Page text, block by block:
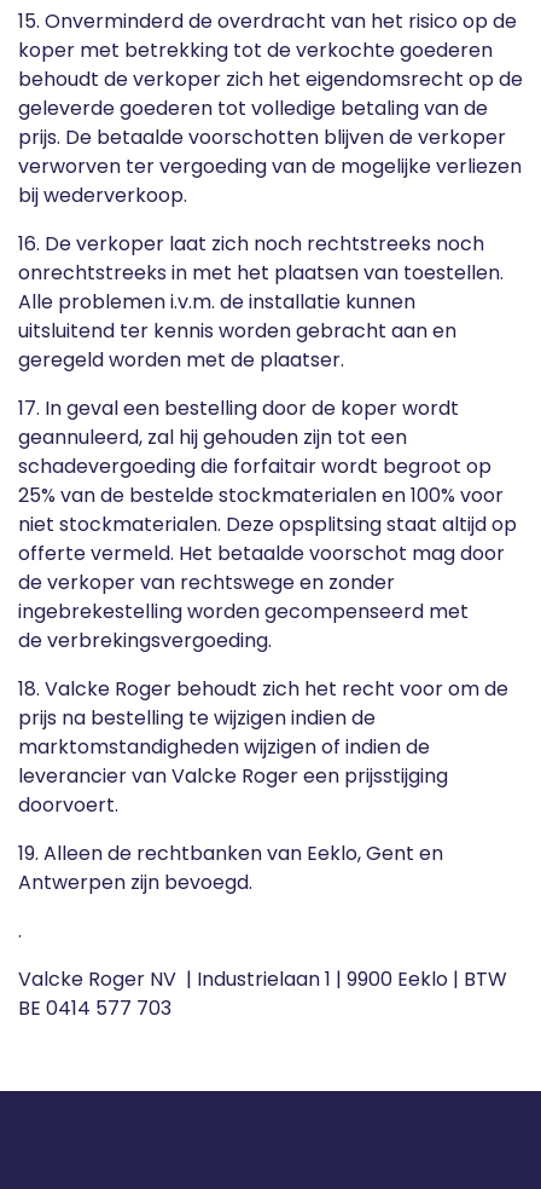
15. Onverminderd de overdracht van het risico op de
koper met betrekking tot de verkochte goederen
behoudt de verkoper zich het eigendomsrecht op de
geleverde goederen tot volledige betaling van de
prijs. De betaalde voorschotten blijven de verkoper
verworven ter vergoeding van de mogelijke verliezen
bij wederverkoop.
16. De verkoper laat zich noch rechtstreeks noch
onrechtstreeks in met het plaatsen van toestellen.
Alle problemen i.v.m. de installatie kunnen
uitsluitend ter kennis worden gebracht aan en
geregeld worden met de plaatser.
17. In geval een bestelling door de koper wordt
geannuleerd, zal hij gehouden zijn tot een
schadevergoeding die forfaitair wordt begroot op
25% van de bestelde stockmaterialen en 100% voor
niet stockmaterialen. Deze opsplitsing staat altijd op
offerte vermeld. Het betaalde voorschot mag door
de verkoper van rechtswege en zonder
ingebrekestelling worden gecompenseerd met
de verbrekingsvergoeding.
18. Valcke Roger behoudt zich het recht voor om de
prijs na bestelling te wijzigen indien de
marktomstandigheden wijzigen of indien de
leverancier van Valcke Roger een prijsstijging
doorvoert.
19. Alleen de rechtbanken van Eeklo, Gent en
Antwerpen zijn bevoegd.
.
Valcke Roger NV | Industrielaan 1 | 9900 Eeklo | BTW
BE 0414 577 703